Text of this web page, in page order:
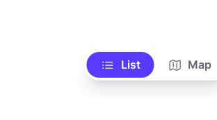
List Map